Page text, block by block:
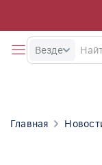
Везде
Главная